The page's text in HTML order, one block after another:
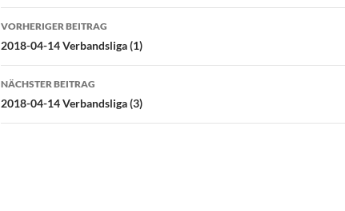
Beitragsnavigation
VORHERIGER BEITRAG
2018-04-14 Verbandsliga (1)
NÄCHSTER BEITRAG
2018-04-14 Verbandsliga (3)